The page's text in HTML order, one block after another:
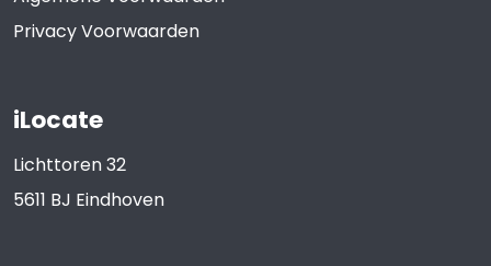
Privacy Voorwaarden
iLocate
Lichttoren 32
5611 BJ Eindhoven